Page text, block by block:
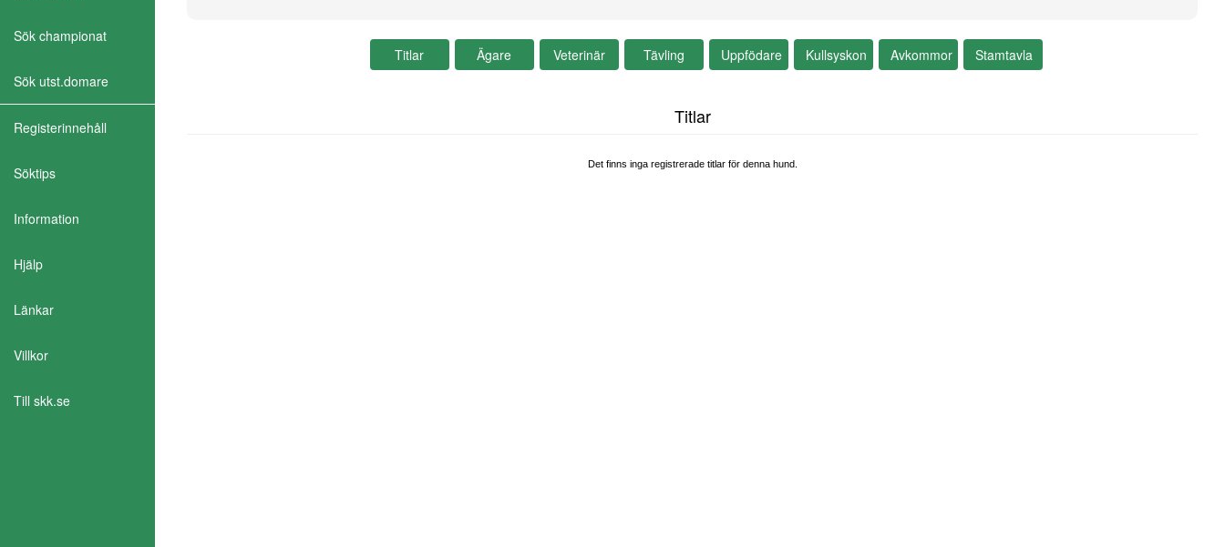
Sök championat
Sök utst.domare
Registerinnehåll
Söktips
Information
Hjälp
Länkar
Villkor
Till skk.se
Titlar
Det finns inga registrerade titlar för denna hund.
Aktivera Talande Webb